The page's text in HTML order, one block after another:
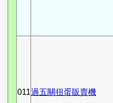
011過五關扭蛋販賣機